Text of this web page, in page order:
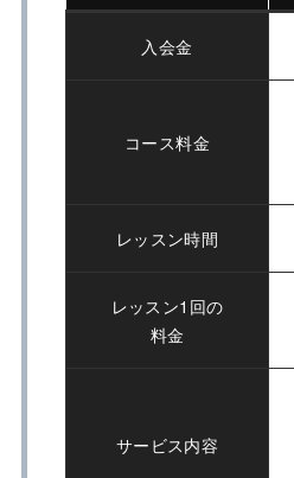
入会金
コース料金
レッスン時間
レッスン1回の
料金
サービス内容